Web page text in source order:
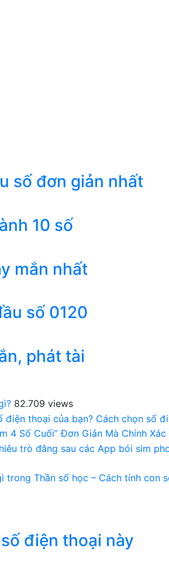
số đơn giản nhất
10 số
mắn nhất
số 0120
phát tài
82.709 views
điện thoại của bạn? Cách chọn số
4 Số Cuối” Đơn Giản Mà Chính Xác
trò đằng sau các App bói sim
trong Thần số học – Cách tính con
điện thoại này